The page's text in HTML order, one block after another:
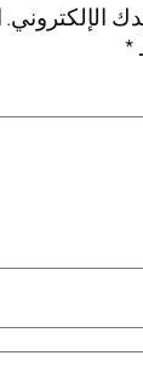
الإلكتروني.
*